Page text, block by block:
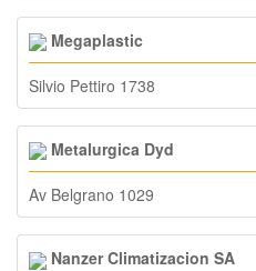
Megaplastic
Silvio Pettiro 1738
Metalurgica Dyd
Av Belgrano 1029
Nanzer Climatizacion SA